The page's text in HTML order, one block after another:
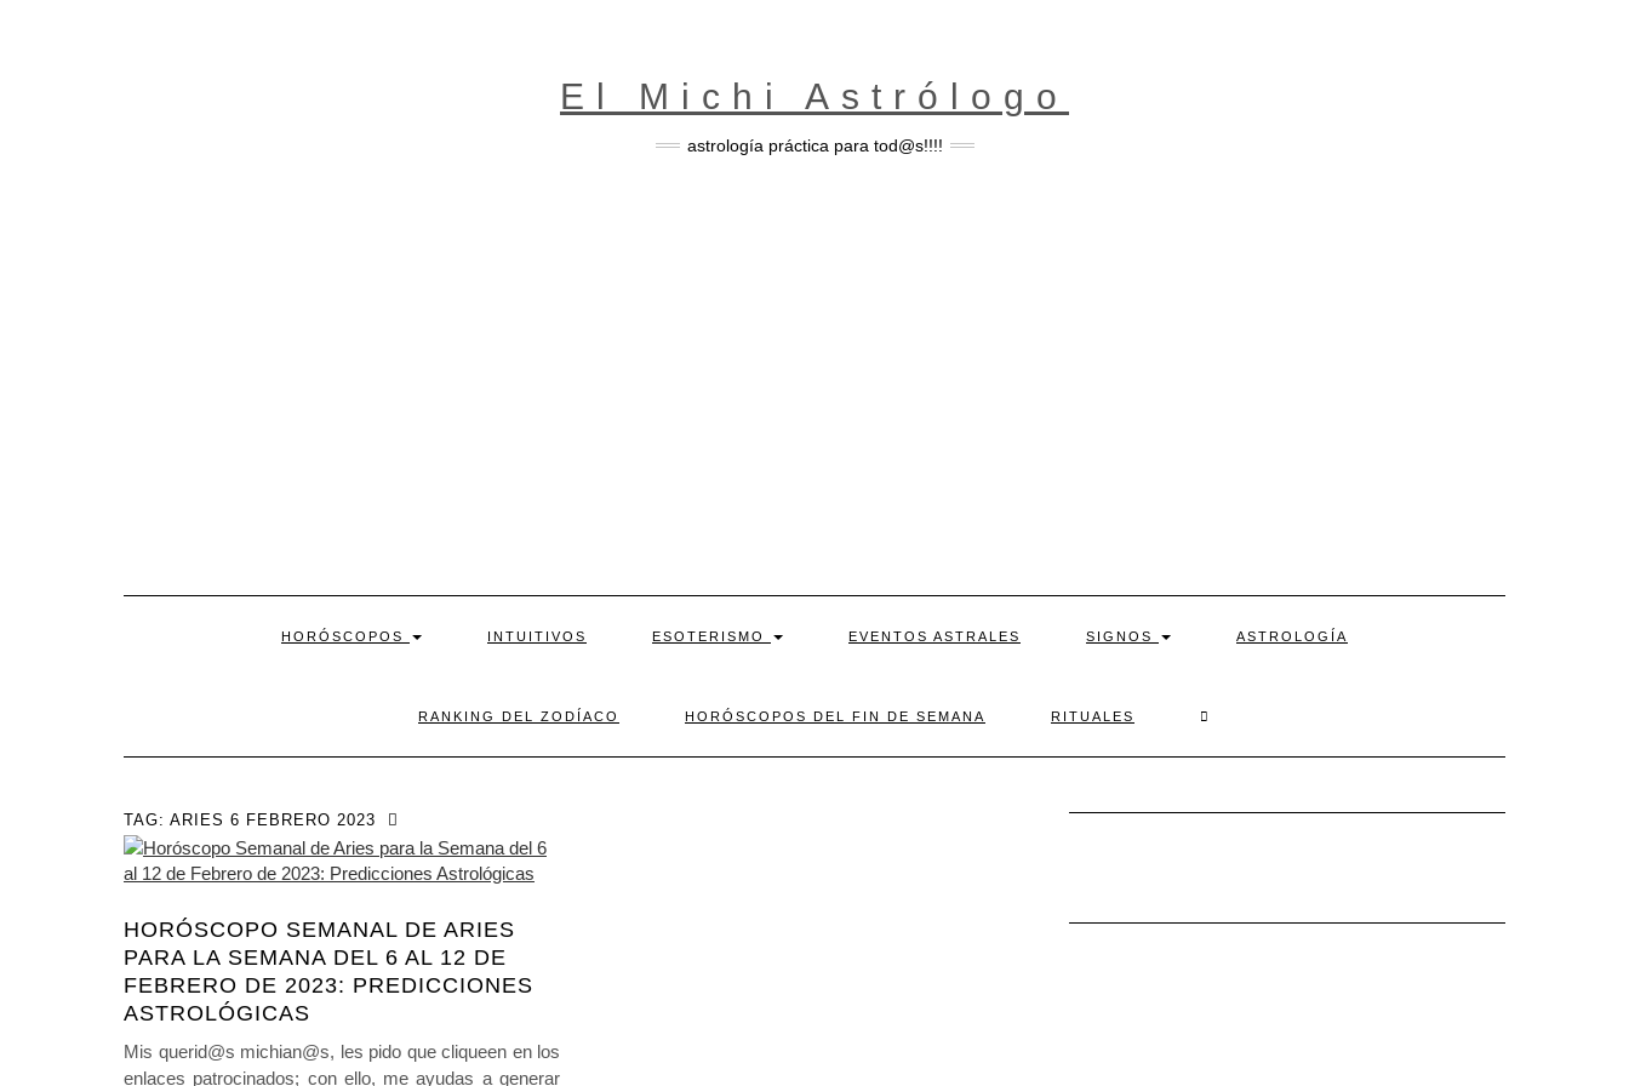
El Michi Astrólogo
astrología práctica para tod@s!!!!
HORÓSCOPOS INTUITIVOS ESOTERISMO EVENTOS ASTRALES SIGNOS ASTROLOGÍA
RANKING DEL ZODÍACO HORÓSCOPOS DEL FIN DE SEMANA RITUALES
TAG: ARIES 6 FEBRERO 2023
HORÓSCOPO SEMANAL DE ARIES
PARA LA SEMANA DEL 6 AL 12 DE
FEBRERO DE 2023: PREDICCIONES
ASTROLÓGICAS
Mis querid@s michian@s, les pido que cliqueen en los
enlaces patrocinados; con ello, me ayudas a generar